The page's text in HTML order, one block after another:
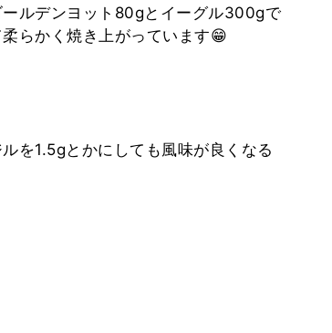
ルデンヨット80gとイーグル300gで
らかく焼き上がっています😁
を1.5gとかにしても風味が良くなる